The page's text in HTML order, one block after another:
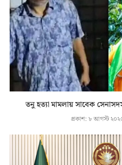
তনু হত্যা মামলায় সাবেক
প্রকাশ: ৮ আগস্ট